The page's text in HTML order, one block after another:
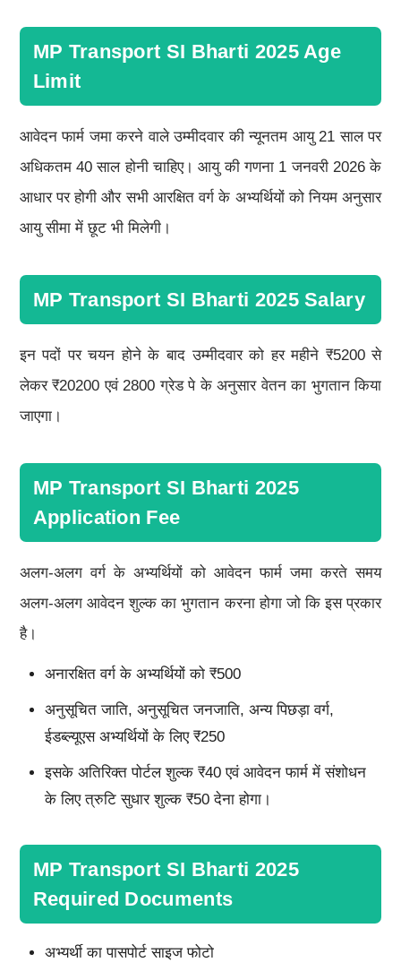
MP Transport SI Bharti 2025 Age
Limit
आवेदन फार्म जमा करने वाले उम्मीदवार की न्यूनतम आयु 21 साल पर
अधिकतम 40 साल होनी चाहिए। आयु की गणना 1 जनवरी 2026 के
आधार पर होगी और सभी आरक्षित वर्ग के अभ्यर्थियों को नियम अनुसार
आयु सीमा में छूट भी मिलेगी।
MP Transport SI Bharti 2025 Salary
इन पदों पर चयन होने के बाद उम्मीदवार को हर महीने ₹5200 से
लेकर ₹20200 एवं 2800 ग्रेड पे के अनुसार वेतन का भुगतान किया
जाएगा।
MP Transport SI Bharti 2025
Application Fee
अलग-अलग वर्ग के अभ्यर्थियों को आवेदन फार्म जमा करते समय
अलग-अलग आवेदन शुल्क का भुगतान करना होगा जो कि इस प्रकार
है।
अनारक्षित वर्ग के अभ्यर्थियों को ₹500
अनुसूचित जाति, अनुसूचित जनजाति, अन्य पिछड़ा वर्ग,
ईडब्ल्यूएस अभ्यर्थियों के लिए ₹250
इसके अतिरिक्त पोर्टल शुल्क ₹40 एवं आवेदन फार्म में संशोधन
के लिए त्रुटि सुधार शुल्क ₹50 देना होगा।
MP Transport SI Bharti 2025
Required Documents
अभ्यर्थी का पासपोर्ट साइज फोटो